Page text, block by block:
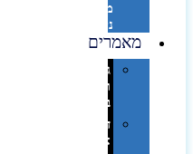
מוצרי
נייר
מאמרים
גימורים
והשבחות
בדפוס
דפוס
אופסט